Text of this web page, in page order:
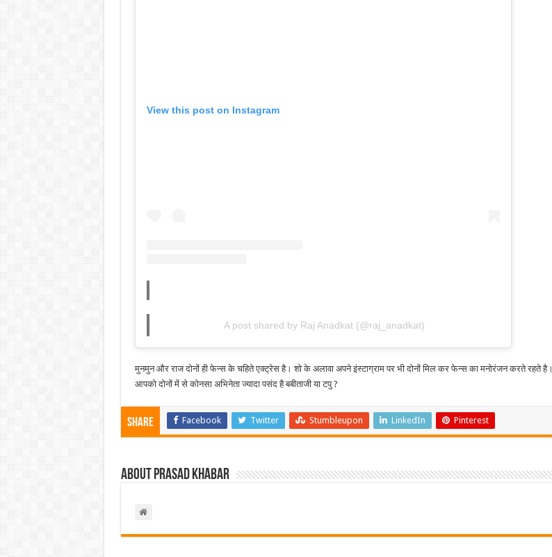
View this post on Instagram
A post shared by Raj Anadkat (@raj_anadkat)
मुनमुन और राज दोनों ही फेन्स के चहिते एक्ट्रेस है। शो के अलावा अपने इंस्टाग्राम पर भी दोनों मिल कर फेन्स का मनोरंजन करते रहते है।
आपको दोनों में से कोनसा अभिनेता ज्यादा पसंद है बबीताजी या टपु ?
Share Facebook Twitter Stumbleupon LinkedIn Pinterest
About Prasad Khabar